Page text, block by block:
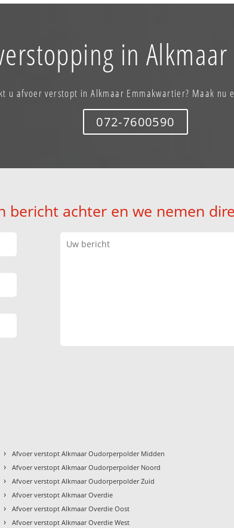
in
u afvoer verstopt in Alkmaar Emmakwartier? Maak nu
072-7600590
bericht achter en we nemen
› Afvoer verstopt Alkmaar Oudorperpolder Midden
› Afvoer verstopt Alkmaar Oudorperpolder Noord
› Afvoer verstopt Alkmaar Oudorperpolder Zuid
› Afvoer verstopt Alkmaar Overdie
› Afvoer verstopt Alkmaar Overdie Oost
› Afvoer verstopt Alkmaar Overdie West